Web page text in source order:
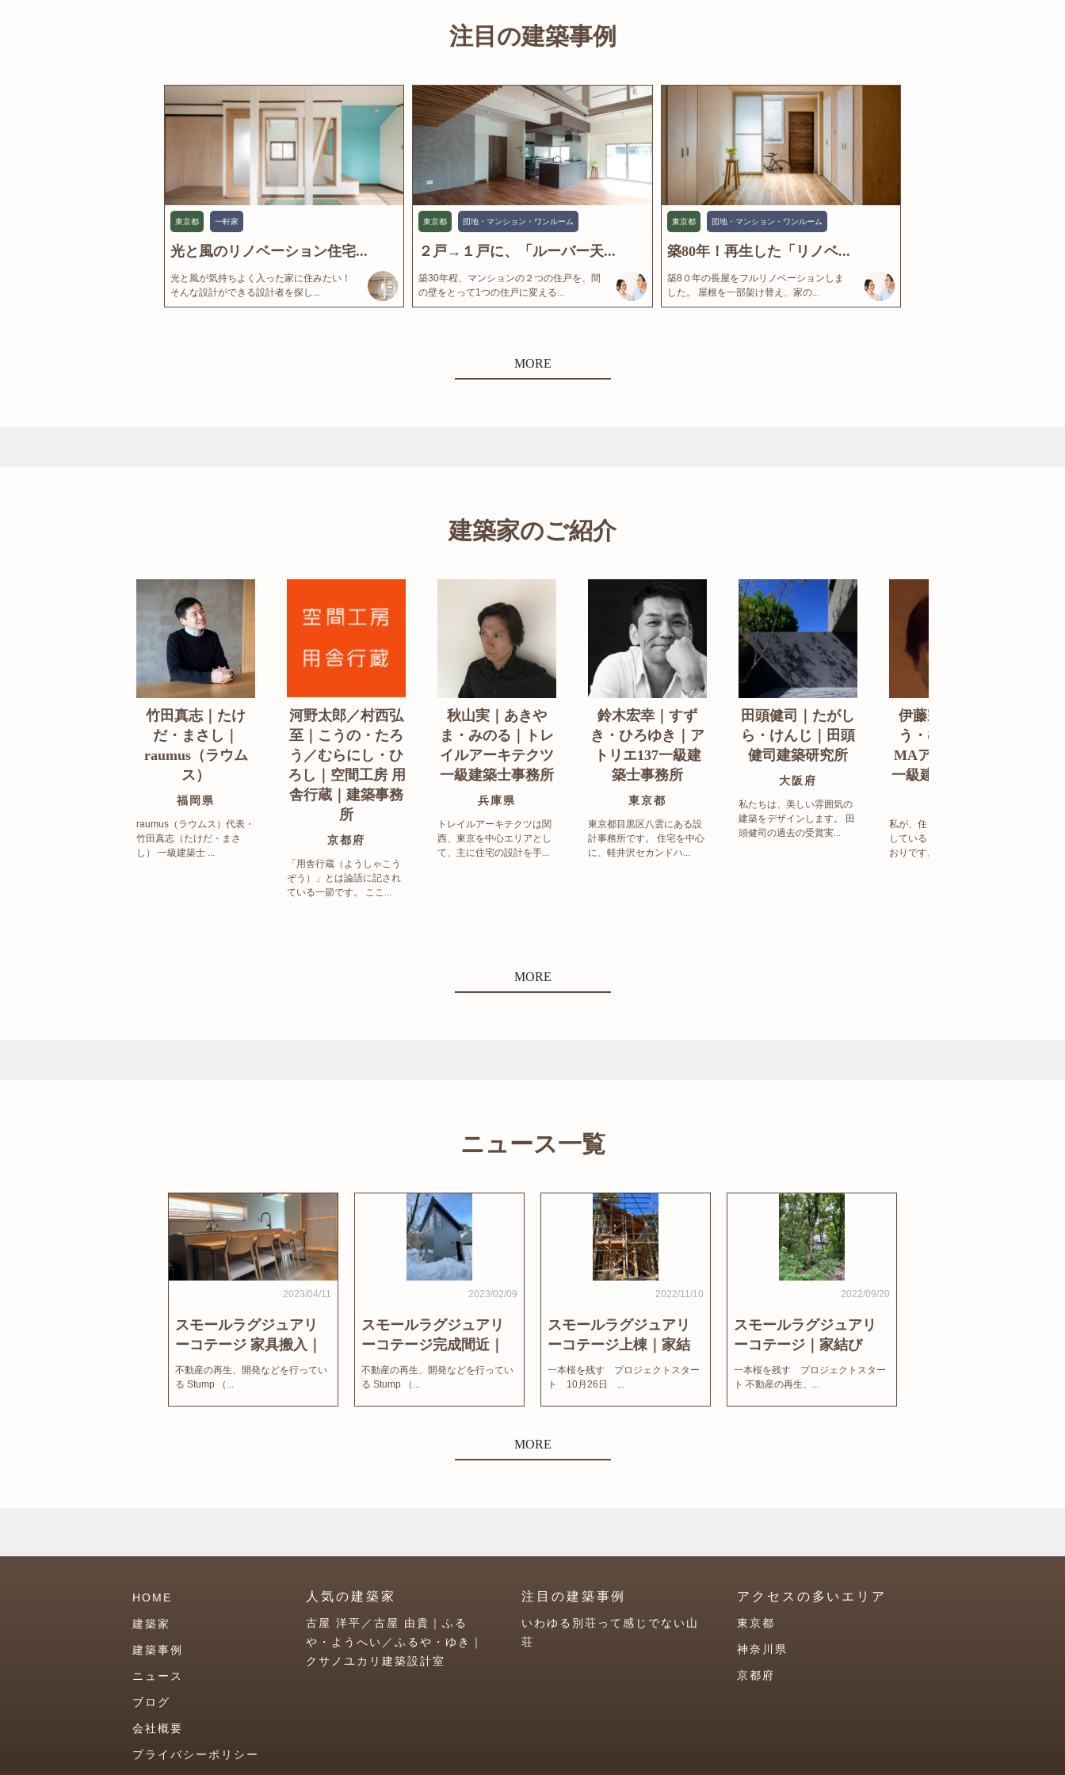
注目の建築事例
東京都 一軒家
光と風のリノベーション住宅...
光と風が気持ちよく入った家に住みたい！
そんな設計ができる設計者を探し...
東京都 団地・マンション・ワンルーム
２戸→１戸に、「ルーバー天...
築30年程、マンションの２つの住戸を、間
の壁をとって1つの住戸に変える...
東京都 団地・マンション・ワンルーム
築80年！再生した「リノベ...
築8０年の長屋をフルリノベーションしま
した。 屋根を一部架け替え、家の...
MORE
建築家のご紹介
竹田真志｜たけ
だ・まさし｜
raumus（ラウム
ス）
福岡県
raumus（ラウムス）代表・
竹田真志（たけだ・まさ
し） 一級建築士 ...
河野太郎／村西弘
至｜こうの・たろ
う／むらにし・ひ
ろし｜空間工房 用
舎行蔵｜建築事務
所
京都府
「用舎行蔵（ようしゃこう
ぞう）」とは論語に記され
ている一節です。 ここ...
秋山実｜あきや
ま・みのる｜トレ
イルアーキテクツ
一級建築士事務所
兵庫県
トレイルアーキテクツは関
西、東京を中心エリアとし
て、主に住宅の設計を手...
鈴木宏幸｜すず
き・ひろゆき｜ア
トリエ137一級建
築士事務所
東京都
東京都目黒区八雲にある設
計事務所です。 住宅を中心
に、軽井沢セカンドハ...
田頭健司｜たがし
ら・けんじ｜田頭
健司建築研究所
大阪府
私たちは、美しい雰囲気の
建築をデザインします。 田
頭健司の過去の受賞実...
伊藤宗明｜いと
う・むねあき｜
MAアーキテクト
一級建築士事務所
私が、住まい造りで大事に
していることは、以下のと
おりです。 洗練された...
MORE
ニュース一覧
2023/04/11
スモールラグジュアリ
ーコテージ 家具搬入｜
家結びNews
不動産の再生、開発などを行ってい
る Stump （...
2023/02/09
スモールラグジュアリ
ーコテージ完成間近｜
家結びNews
不動産の再生、開発などを行ってい
る Stump （...
2022/11/10
スモールラグジュアリ
ーコテージ上棟｜家結
びNews
一本桜を残す プロジェクトスター
ト 10月26日 ...
2022/09/20
スモールラグジュアリ
ーコテージ｜家結び
News
一本桜を残す プロジェクトスター
ト 不動産の再生、...
MORE
HOME
建築家
建築事例
ニュース
ブログ
会社概要
プライバシーポリシー
人気の建築家
古屋 洋平／古屋 由貴｜ふる
や・ようへい／ふるや・ゆき｜
クサノユカリ建築設計室
注目の建築事例
いわゆる別荘って感じでない山
荘
アクセスの多いエリア
東京都
神奈川県
京都府